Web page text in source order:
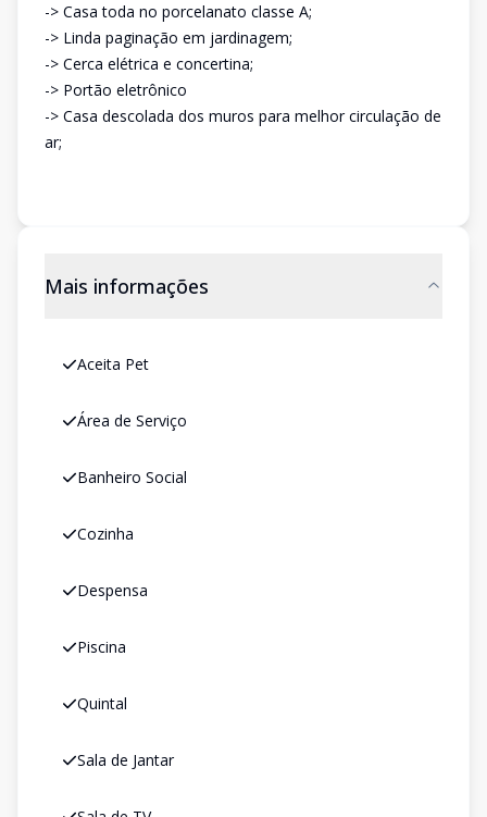
-> Casa toda no porcelanato classe A;
-> Linda paginação em jardinagem;
-> Cerca elétrica e concertina;
-> Portão eletrônico
-> Casa descolada dos muros para melhor circulação de
ar;
Mais informações
Aceita Pet
Área de Serviço
Banheiro Social
Cozinha
Despensa
Piscina
Quintal
Sala de Jantar